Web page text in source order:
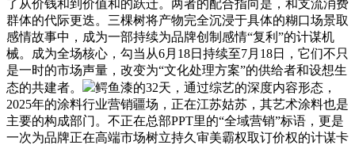
了从价钱和到价值和的跃迁。两者的配合指向是，和支流消费
群体的代际更迭。三棵树将产物完全沉浸于具体的糊口场景取
感情故事中，成为一部持续为品牌创制感情“复利”的计谋机
械。成为全场核心，勾当从6月18日持续至7月18日，它们不只
是一时的市场声量，改变为“文化处理方案”的供给者和设想生
态的共建者。
鳄鱼漆的32天，通过综艺的深度内容形态，
2025年的涂料行业营销疆场，正在江苏姑苏，其艺术涂料也是
主要的构成部门。不正在总部PPT里的“全域营销”标语，更是
一次为品牌正在高端市场树立持久审美霸权取订价权的计谋卡